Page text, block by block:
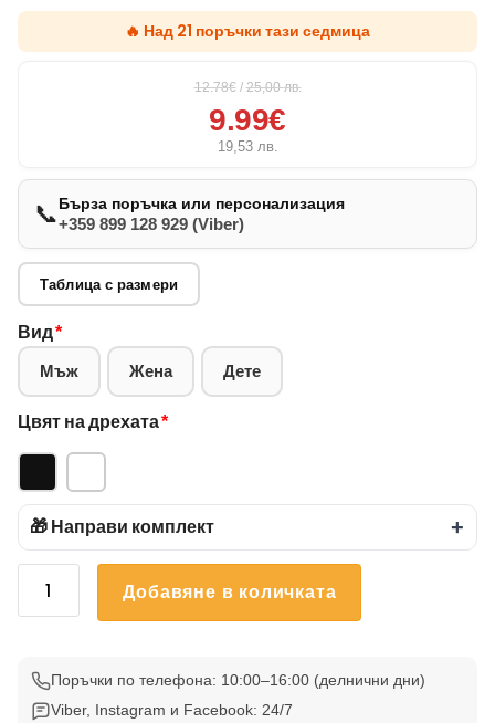
🔥 Над 21 поръчки тази седмица
12.78€ / 25,00лв.
9.99€
19,53 лв.
📞Бърза поръчка или персонализация
+359 899 128 929 (Viber)
Таблица с размери
Вид*
Мъж Жена Дете
Цвят на дрехата*
🎁 Направи комплект +
количество
Черепи
Добавяне в количката
Поръчки по телефона: 10:00–16:00 (делнични дни)
Viber, Instagram и Facebook: 24/7